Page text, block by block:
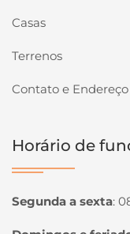
Casas
Terrenos
Contato e Endereço
Horário de
Segunda a sexta: